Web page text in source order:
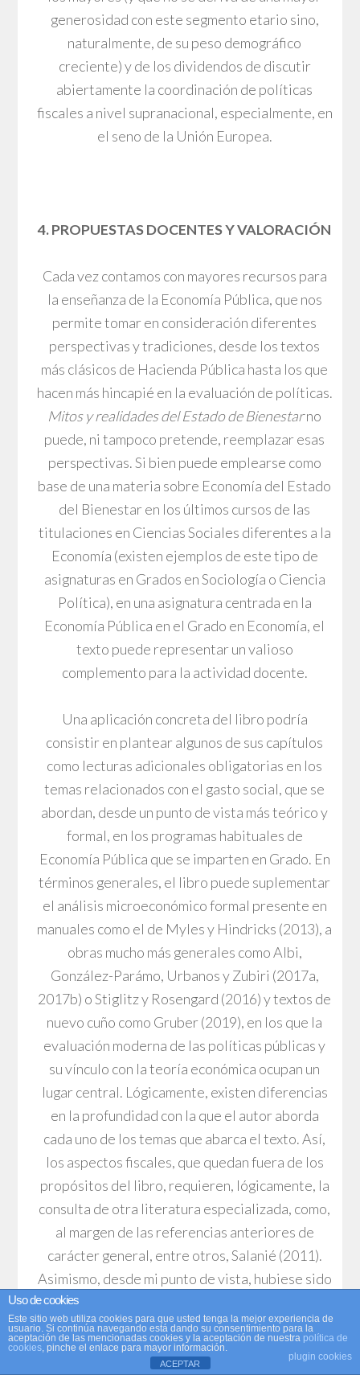
generosidad con este segmento etario sino,
naturalmente, de su peso demográfico
creciente) y de los dividendos de discutir
abiertamente la coordinación de políticas
fiscales a nivel supranacional, especialmente, en
el seno de la Unión Europea.
4. PROPUESTAS DOCENTES Y VALORACIÓN
Cada vez contamos con mayores recursos para
la enseñanza de la Economía Pública, que nos
permite tomar en consideración diferentes
perspectivas y tradiciones, desde los textos
más clásicos de Hacienda Pública hasta los que
hacen más hincapié en la evaluación de políticas.
Mitos y realidades del Estado de Bienestarno
puede, ni tampoco pretende, reemplazar esas
perspectivas. Si bien puede emplearse como
base de una materia sobre Economía del Estado
del Bienestar en los últimos cursos de las
titulaciones en Ciencias Sociales diferentes a la
Economía (existen ejemplos de este tipo de
asignaturas en Grados en Sociología o Ciencia
Política), en una asignatura centrada en la
Economía Pública en el Grado en Economía, el
texto puede representar un valioso
complemento para la actividad docente.
Una aplicación concreta del libro podría
consistir en plantear algunos de sus capítulos
como lecturas adicionales obligatorias en los
temas relacionados con el gasto social, que se
abordan, desde un punto de vista más teórico y
formal, en los programas habituales de
Economía Pública que se imparten en Grado. En
términos generales, el libro puede suplementar
el análisis microeconómico formal presente en
manuales como el de Myles y Hindricks (2013), a
obras mucho más generales como Albi,
González-Parámo, Urbanos y Zubiri (2017a,
2017b) o Stiglitz y Rosengard (2016) y textos de
nuevo cuño como Gruber (2019), en los que la
evaluación moderna de las políticas públicas y
su vínculo con la teoría económica ocupan un
lugar central. Lógicamente, existen diferencias
en la profundidad con la que el autor aborda
cada uno de los temas que abarca el texto. Así,
los aspectos fiscales, que quedan fuera de los
propósitos del libro, requieren, lógicamente, la
consulta de otra literatura especializada, como,
al margen de las referencias anteriores de
carácter general, entre otros, Salanié (2011).
Asimismo, desde mi punto de vista, hubiese sido
deseable una mayor integración entre la
discusión de los efectos del EB sobre los
incentivos sobre la oferta laboral y la
Uso de cookies
Este sitio web utiliza cookies para que usted tenga la mejor experiencia de
usuario. Si continúa navegando está dando su consentimiento para la
aceptación de las mencionadas cookies y la aceptación de nuestra política de
cookies, pinche el enlace para mayor información.
plugin cookies
ACEPTAR